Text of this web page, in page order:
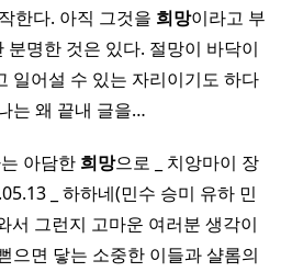
한다. 아직 그것을 희망이라고 부
분명한 것은 있다. 절망이 바닥이
일어설 수 있는 자리이기도 하다
는 왜 끝내 글을…
아담한 희망으로 _ 치앙마이 장
_ 하하네(민수 승미 유하 민
서 그런지 고마운 여러분 생각이
으면 닿는 소중한 이들과 샬롬의